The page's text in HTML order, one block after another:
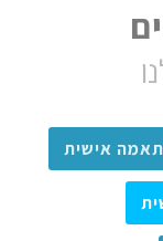
אישית